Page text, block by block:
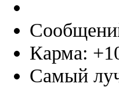
Карма:
Самый